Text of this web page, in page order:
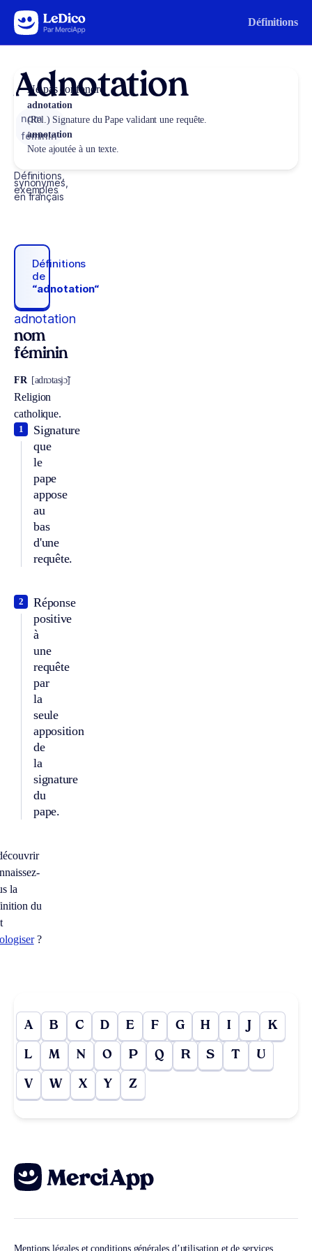
Aller au contenu Définitions
Adnotation
nom
féminin
Définitions,
synonymes,
exemples
en français
Définitions
de
“adnotation“
adnotation
nom
féminin
FR [adnɔtasjɔ̃]
Religion
catholique.
Signature
que
le
pape
appose
au
bas
d'une
requête.
1
Réponse
positive
à
une
requête
par
la
seule
apposition
de
la
signature
du
pape.
2
la
du
?
Ne pas confondre
adnotation
(Rel.) Signature du Pape validant une requête.
annotation
Note ajoutée à un texte.
A B C D E F G H I J K
L M N O P Q R S T U
V W X Y Z
Mentions légales et conditions générales d’utilisation et de services